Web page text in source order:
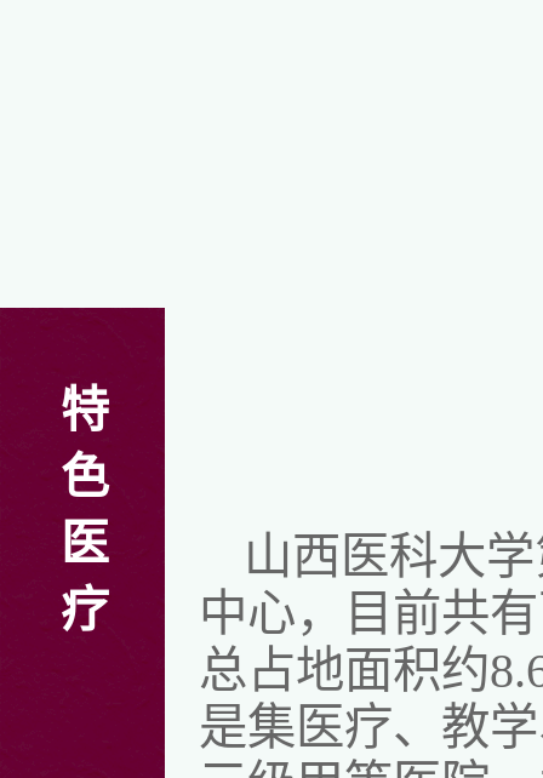
特
色
医
疗
山西医科大
中心，目前共
总占地面积约
是集医疗、教